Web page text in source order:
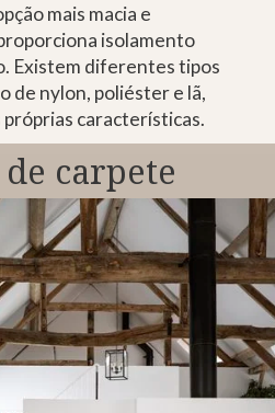
mais macia e
isolamento
Existem diferentes tipos
de nylon, poliéster e lã,
próprias características.
de carpete